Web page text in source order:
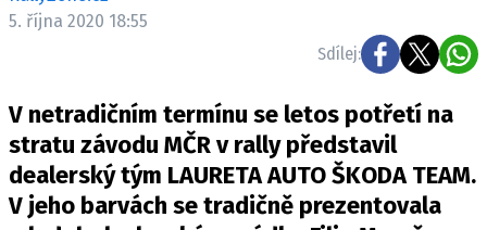
TESTY ELEKTROMOBILŮ
TRH S ELEKTROMOBILY
RALLY
5. října 2020 18:55
Sdílej:
V netradičním termínu se letos potřetí na
stratu závodu MČR v rally představil
dealerský tým LAURETA AUTO ŠKODA TEAM.
V jeho barvách se tradičně prezentovala